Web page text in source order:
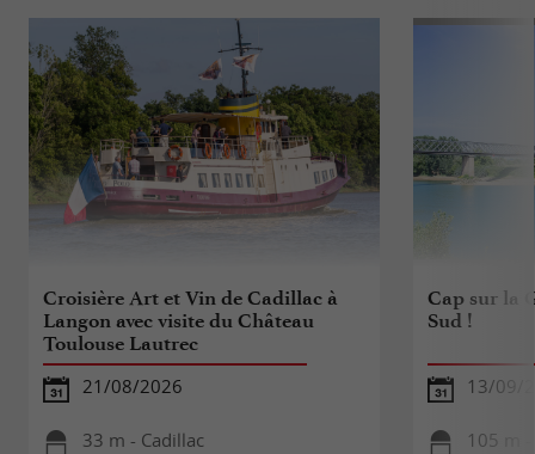
Croisière Art et Vin de Cadillac à
Langon avec visite du Château
Toulouse Lautrec
21/08/2026
33 m - Cadillac
Cap sur la
Sud !
13/09/
105 m